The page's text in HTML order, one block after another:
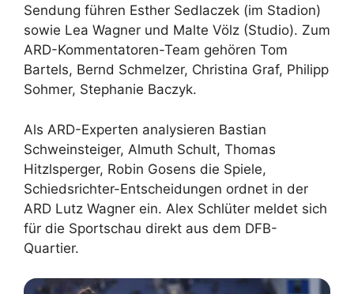
Sendung führen Esther Sedlaczek (im Stadion)
sowie Lea Wagner und Malte Völz (Studio). Zum
ARD-Kommentatoren-Team gehören Tom
Bartels, Bernd Schmelzer, Christina Graf, Philipp
Sohmer, Stephanie Baczyk.
Als ARD-Experten analysieren Bastian
Schweinsteiger, Almuth Schult, Thomas
Hitzlsperger, Robin Gosens die Spiele,
Schiedsrichter-Entscheidungen ordnet in der
ARD Lutz Wagner ein. Alex Schlüter meldet sich
für die Sportschau direkt aus dem DFB-
Quartier.